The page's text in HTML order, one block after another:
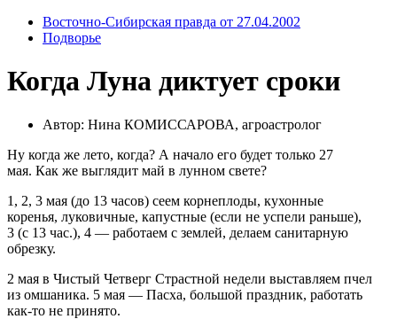
Восточно-Сибирская правда от 27.04.2002
Подворье
Когда Луна диктует сроки
Автор: Нина КОМИССАРОВА, агроастролог
Ну когда же лето, когда? А начало его будет только 27
мая. Как же выглядит май в лунном свете?
1, 2, 3 мая (до 13 часов) сеем корнеплоды, кухонные
коренья, луковичные, капустные (если не успели раньше),
3 (с 13 час.), 4 — работаем с землей, делаем санитарную
обрезку.
2 мая в Чистый Четверг Страстной недели выставляем пчел
из омшаника. 5 мая — Пасха, большой праздник, работать
как-то не принято.